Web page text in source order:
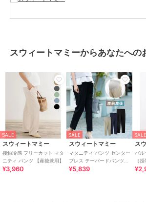
ウェアを販売しています。
らオフィスウェア、
入卒園や結婚式・七五三に華を添えるフォーマ
援します。
美胸をつくるノンワイヤーブラ、骨盤メイクシ
ームウェアも。
ベビー・キッズの肌着や防寒着といったデイリ
トアップなどのハレの日に役立つアイテムも。
おしゃれを楽しむ気持ち。育児を楽しむ気持ち
すべてのママ、ベビー、ご家族をサポートする
の専門店として、
スウィートマミーからあなたへの
SALE
スウィートマミー
接触冷感 フリーカット マタ
ニティ パンツ 【産後兼用】
¥3,960
SALE
スウィートマミー
マタニティ パンツ センター
プレス テーパードパンツ
【産後兼用】
¥5,839
SALE
ス
バル
（
ニテ